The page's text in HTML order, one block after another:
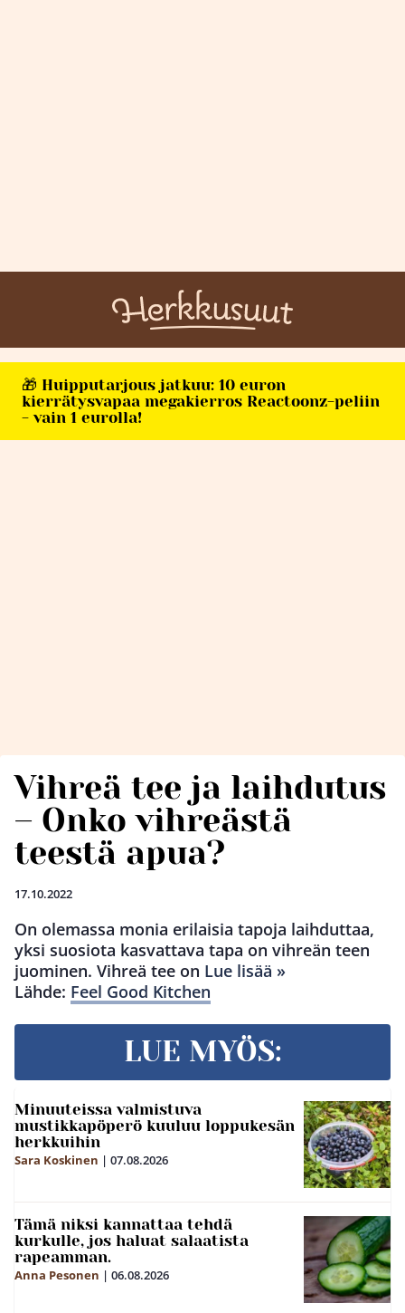
🎁 Huipputarjous jatkuu: 10 euron
kierrätysvapaa megakierros Reactoonz-peliin
- vain 1 eurolla!
Vihreä tee ja laihdutus
– Onko vihreästä
teestä apua?
17.10.2022
On olemassa monia erilaisia tapoja laihduttaa,
yksi suosiota kasvattava tapa on vihreän teen
juominen. Vihreä tee on Lue lisää »
Lähde: Feel Good Kitchen
LUE MYÖS:
Minuuteissa valmistuva
mustikkapöperö kuuluu loppukesän
herkkuihin
Sara Koskinen | 07.08.2026
Tämä niksi kannattaa tehdä
kurkulle, jos haluat salaatista
rapeamman.
Anna Pesonen | 06.08.2026